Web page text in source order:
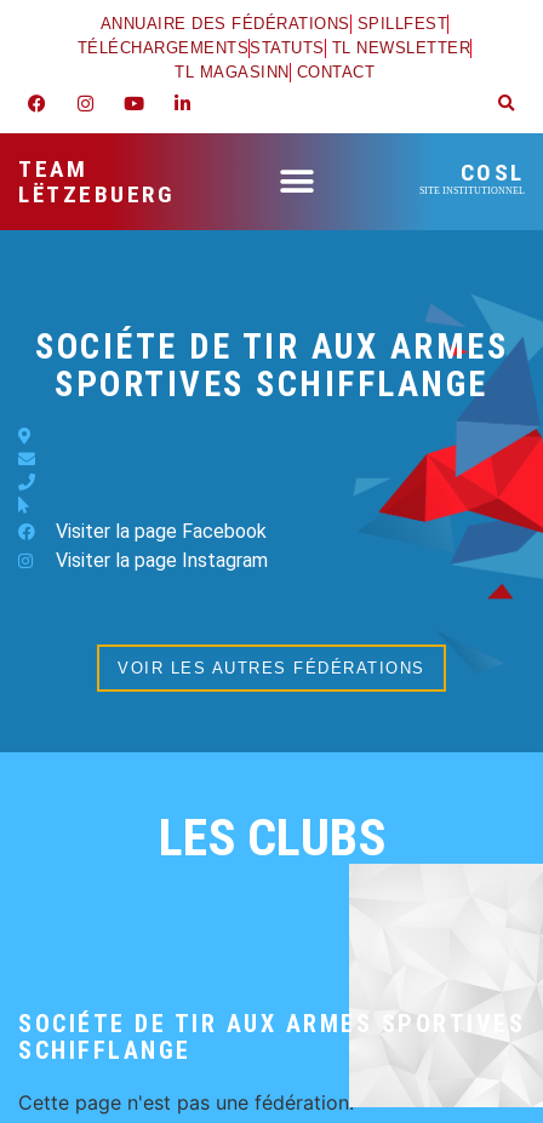
ANNUAIRE DES FÉDÉRATIONS SPILLFEST
TÉLÉCHARGEMENTSSTATUTS TL NEWSLETTER
TL MAGASINN CONTACT
TEAM
LËTZEBUERG
COSL
SITE INSTITUTIONNEL
SOCIÉTE DE TIR AUX ARMES
SPORTIVES SCHIFFLANGE
Visiter la page Facebook
Visiter la page Instagram
VOIR LES AUTRES FÉDÉRATIONS
LES CLUBS
SOCIÉTE DE TIR AUX ARMES SPORTIVES
SCHIFFLANGE
Cette page n'est pas une fédération.